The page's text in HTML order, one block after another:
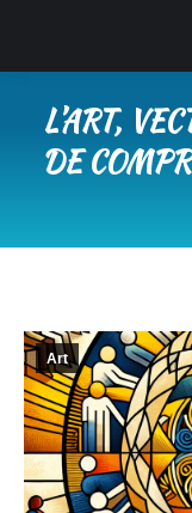
L’ART,
DE
Art